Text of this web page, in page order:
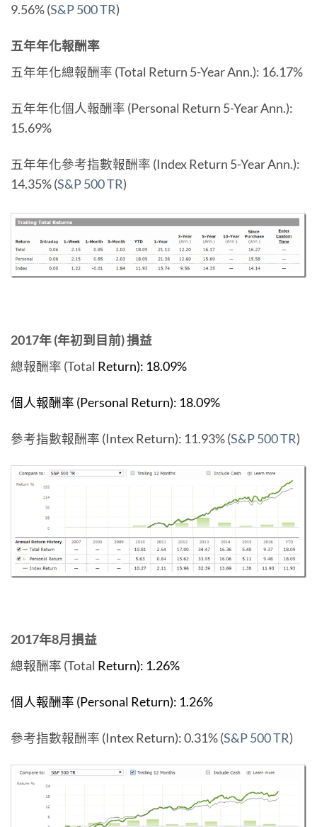
9.56% (S&P 500 TR)
五年年化報酬率
五年年化總報酬率 (Total Return 5-Year Ann.): 16.17%
五年年化個人報酬率 (Personal Return 5-Year Ann.):
15.69%
五年年化參考指數報酬率 (Index Return 5-Year Ann.):
14.35% (S&P 500 TR)
2017年 (年初到目前) 損益
總報酬率 (Total Return): 18.09%
個人報酬率 (Personal Return): 18.09%
參考指數報酬率 (Intex Return): 11.93% (S&P 500 TR)
2017年8月損益
總報酬率 (Total Return): 1.26%
個人報酬率 (Personal Return): 1.26%
參考指數報酬率 (Intex Return): 0.31% (S&P 500 TR)